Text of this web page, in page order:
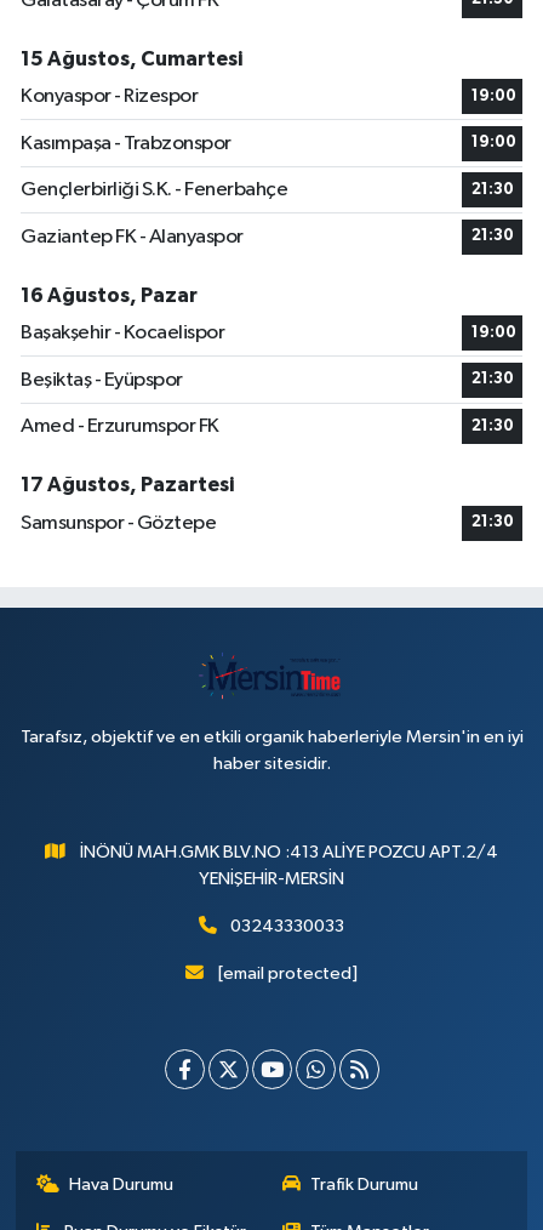
15 Ağustos, Cumartesi
Konyaspor - Rizespor
19:00
Kasımpaşa - Trabzonspor 19:00
Gençlerbirliği S.K. - Fenerbahçe 21:30
Gaziantep FK - Alanyaspor 21:30
16 Ağustos, Pazar
Başakşehir - Kocaelispor
19:00
Beşiktaş - Eyüpspor 21:30
Amed - Erzurumspor FK 21:30
17 Ağustos, Pazartesi
Samsunspor - Göztepe
21:30
Tarafsız, objektif ve en etkili organik haberleriyle Mersin'in en iyi
haber sitesidir.
İNÖNÜ MAH.GMK BLV.NO :413 ALİYE POZCU APT.2/4
YENİŞEHİR-MERSİN
03243330033
[email protected]
Hava Durumu Trafik Durumu